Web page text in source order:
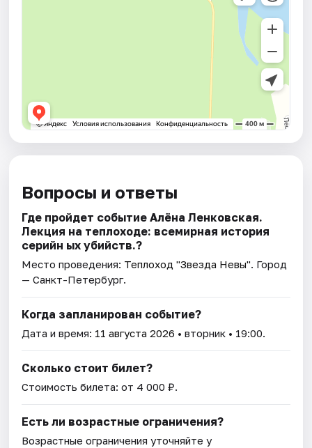
Вопросы и ответы
Где пройдет событие Алёна Ленковская.
Лекция на теплоходе: всемирная история
серийн ых убийств.?
Место проведения: Теплоход "Звезда Невы". Город
— Санкт-Петербург.
Когда запланирован событие?
Дата и время: 11 августа 2026 • вторник • 19:00.
Сколько стоит билет?
Стоимость билета: от 4 000 ₽.
Есть ли возрастные ограничения?
Возрастные ограничения уточняйте у